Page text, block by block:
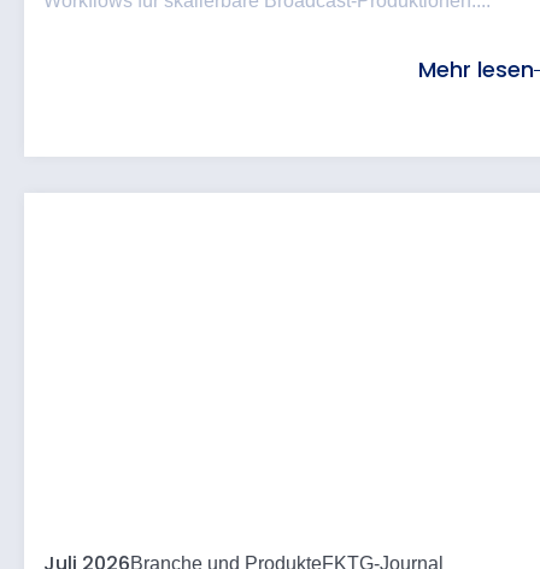
Mehr lesen
Juli 2026Branche und ProdukteFKTG-Journal